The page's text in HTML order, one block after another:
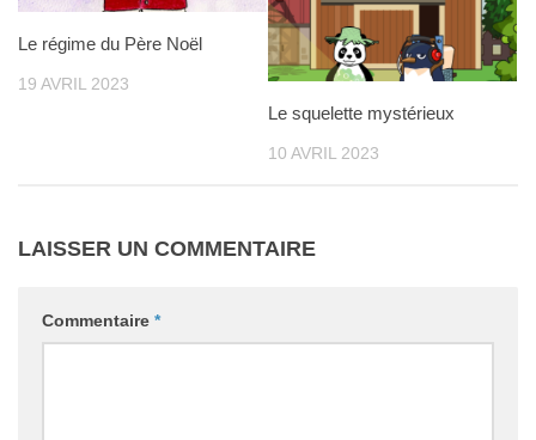
Le régime du Père Noël
19 AVRIL 2023
Le squelette mystérieux
10 AVRIL 2023
LAISSER UN COMMENTAIRE
Commentaire *